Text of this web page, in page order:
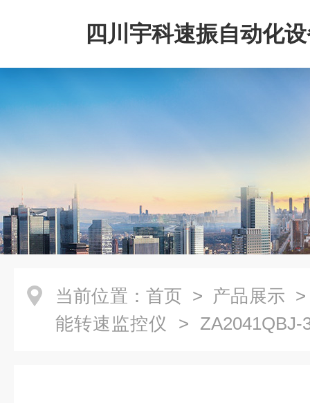
四川宇科速振自动化
公司
当前位置： 首页 > 产品展示
能转速监控仪 > ZA2041QBJ-